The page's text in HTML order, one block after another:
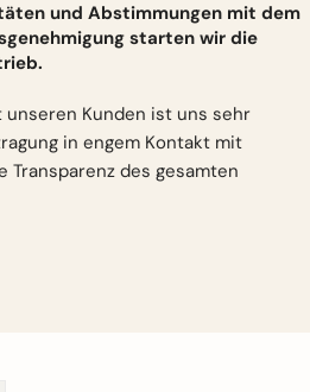
und Abstimmungen mit dem
starten wir die
Kunden ist uns sehr
in engem Kontakt mit
Transparenz des gesamten